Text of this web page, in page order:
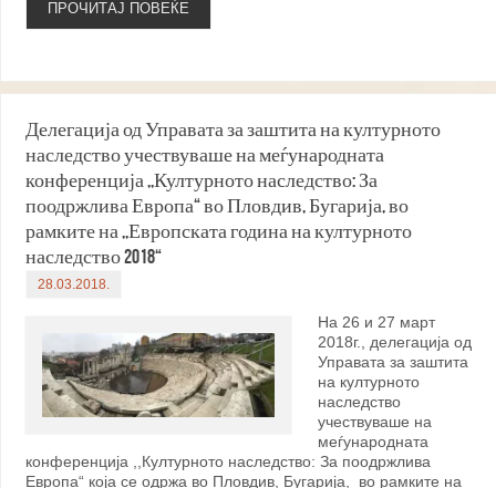
ПРОЧИТАЈ ПОВЕЌЕ
Делегација од Управата за заштита на културното
наследство учествуваше на меѓународната
конференција ,,Културното наследство: За
поодржлива Европа“ во Пловдив, Бугарија, во
рамките на ,,Европската година на културното
наследство 2018“
28.03.2018.
На 26 и 27 март
2018г., делегација од
Управата за заштита
на културното
наследство
учествуваше на
меѓународната
конференција ,,Културното наследство: За поодржлива
Европа“ која се одржа во Пловдив, Бугарија, во рамките на